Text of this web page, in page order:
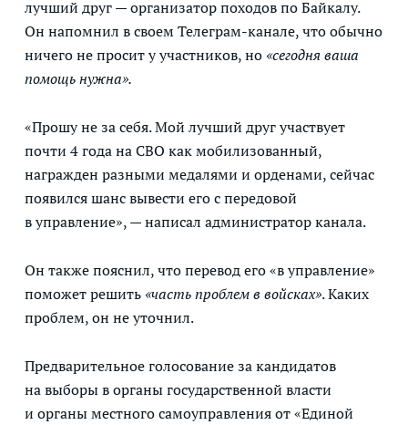
лучший друг — организатор походов по Байкалу.
Он напомнил в своем Телеграм-канале, что обычно
ничего не просит у участников, но «сегодня ваша
помощь нужна».
«Прошу не за себя. Мой лучший друг участвует
почти 4 года на СВО как мобилизованный,
награжден разными медалями и орденами, сейчас
появился шанс вывести его с передовой
в управление», — написал администратор канала.
Он также пояснил, что перевод его «в управление»
поможет решить «часть проблем в войсках». Каких
проблем, он не уточнил.
Предварительное голосование за кандидатов
на выборы в органы государственной власти
и органы местного самоуправления от «Единой